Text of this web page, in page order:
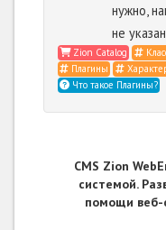
нужно,
не
Zion Catalog
Плагины
Что такое Плагины?
CMS Zion
системой.
помощи веб-